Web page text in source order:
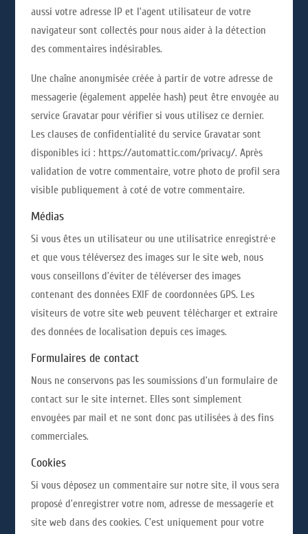
aussi votre adresse IP et l’agent utilisateur de votre
navigateur sont collectés pour nous aider à la détection
des commentaires indésirables.
Une chaîne anonymisée créée à partir de votre adresse de
messagerie (également appelée hash) peut être envoyée au
service Gravatar pour vérifier si vous utilisez ce dernier.
Les clauses de confidentialité du service Gravatar sont
disponibles ici : https://automattic.com/privacy/. Après
validation de votre commentaire, votre photo de profil sera
visible publiquement à coté de votre commentaire.
Médias
Si vous êtes un utilisateur ou une utilisatrice enregistré·e
et que vous téléversez des images sur le site web, nous
vous conseillons d’éviter de téléverser des images
contenant des données EXIF de coordonnées GPS. Les
visiteurs de votre site web peuvent télécharger et extraire
des données de localisation depuis ces images.
Formulaires de contact
Nous ne conservons pas les soumissions d’un formulaire de
contact sur le site internet. Elles sont simplement
envoyées par mail et ne sont donc pas utilisées à des fins
commerciales.
Cookies
Si vous déposez un commentaire sur notre site, il vous sera
proposé d’enregistrer votre nom, adresse de messagerie et
site web dans des cookies. C’est uniquement pour votre